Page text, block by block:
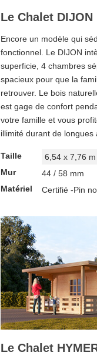
Le Chalet DIJON
Encore un modèle qui
fonctionnel. Le DIJON
superficie, 4 chambres
spacieux pour que la
retrouver. Le bois
est gage de confort
votre famille et vous
illimité durant de longues
Taille
6,54 x 7,76 m
Mur
44 / 58 mm
Matériel
Certifié -Pin
Le Chalet